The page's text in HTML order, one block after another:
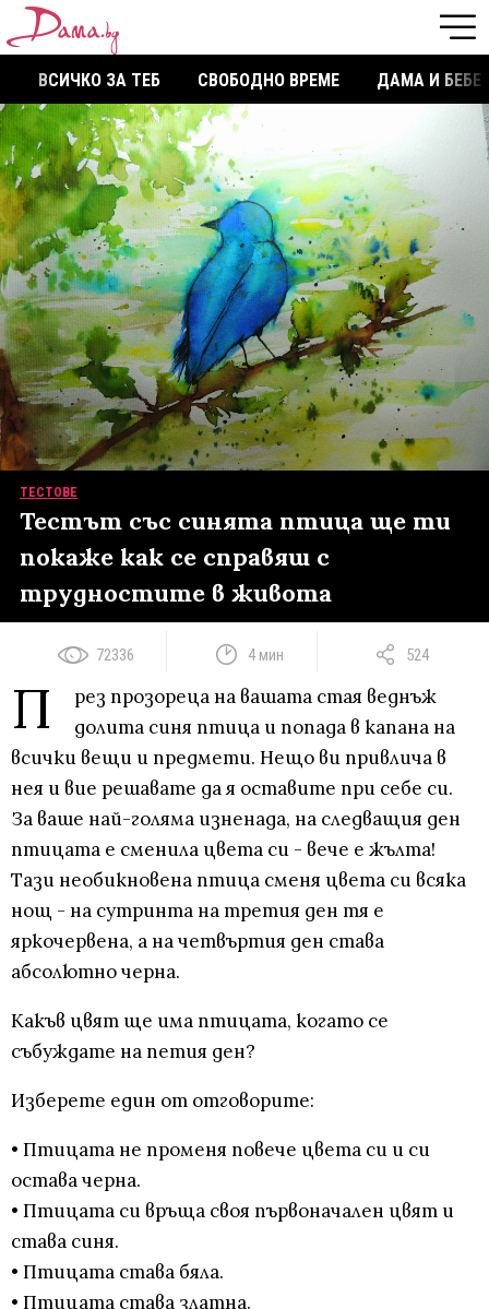
ВСИЧКО ЗА ТЕБ СВОБОДНО ВРЕМЕ ДАМА И БЕБЕ
ТЕСТОВЕ
Тестът със синята птица ще ти
покаже как се справяш с
трудностите в живота
72336 4 мин 524
П
рез прозореца на вашата стая веднъж
долита синя птица и попада в капана на
всички вещи и предмети. Нещо ви привлича в
нея и вие решавате да я оставите при себе си.
За ваше най-голяма изненада, на следващия ден
птицата е сменила цвета си - вече е жълта!
Тази необикновена птица сменя цвета си всяка
нощ - на сутринта на третия ден тя е
яркочервена, а на четвъртия ден става
абсолютно черна.
Какъв цвят ще има птицата, когато се
събуждате на петия ден?
Изберете един от отговорите:
• Птицата не променя повече цвета си и си
остава черна.
• Птицата си връща своя първоначален цвят и
става синя.
• Птицата става бяла.
• Птицата става златна.